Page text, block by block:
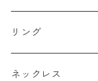
リング
k18
ネックレス